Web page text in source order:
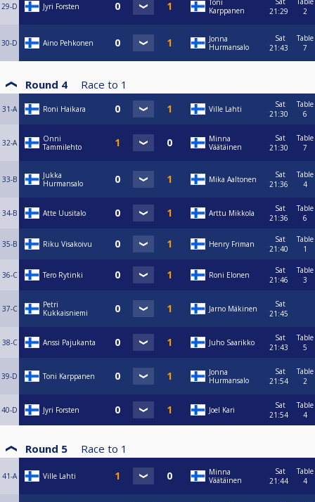
29-D Jyri Forsten
Toni
Karppanen
21:29
2
30-D Aino Pehkonen
Jonna
Hurmansalo
Sat
21:43
Table
7
Round 4 Race to 1
31-A Roni Haikara Ville Lahti
Sat
21:30
Table
6
32-A
Onni
Tammilehto
Minna
Väätäinen
Sat
21:30
Table
7
33-B
Jukka
Hurmansalo
Mika Aaltonen
Sat
21:36
Table
4
34-B Atte Uusitalo Arttu Mikkola
Sat
21:36
Table
6
35-B Riku Visakoivu Henry Friman
Sat
21:40
Table
1
36-C Tero Rytinki Roni Elonen
Sat
21:46
Table
3
37-C
Petri
Kukkaisniemi
Jarno Mäkinen
Sat
21:45
38-C Anssi Pajukanta Juho Saarikko
Sat
21:43
Table
5
39-D Toni Karppanen
Jonna
Hurmansalo
Sat
21:54
Table
2
40-D Jyri Forsten Joel Kari
Sat
21:54
Table
4
Round 5 Race to 1
41-A Ville Lahti
Minna
Väätäinen
Sat
21:44
Table
4